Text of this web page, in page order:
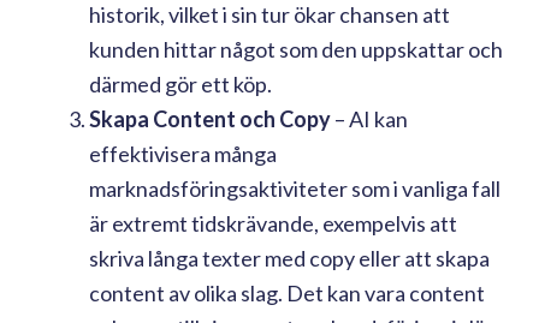
historik, vilket i sin tur ökar chansen att
kunden hittar något som den uppskattar och
därmed gör ett köp.
Skapa Content och Copy– AI kan
effektivisera många
marknadsföringsaktiviteter som i vanliga fall
är extremt tidskrävande, exempelvis att
skriva långa texter med copy eller att skapa
content av olika slag. Det kan vara content